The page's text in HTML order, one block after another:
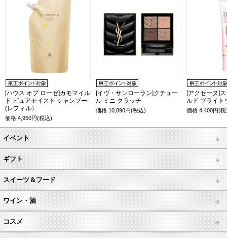
[ハウス オブ ローゼ]カモマイル
ド ピュアモイスト シャンプー
(レフィル）
価格 4,950円(税込)
[イヴ・サンローラン]クチュー
ル ミニ クラッチ
価格10,890円(税込)
[アクセーヌ]
ルド ブライト
価格4,400円(
イベント
ギフト
スイーツ＆フード
ワイン・酒
コスメ